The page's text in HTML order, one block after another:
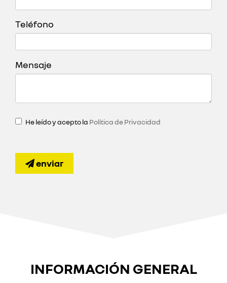
Teléfono
Mensaje
He leído y acepto la Política de Privacidad
enviar
INFORMACIÓN GENERAL